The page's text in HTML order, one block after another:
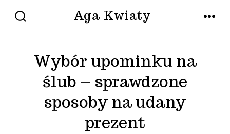
Przejdź
Aga Kwiaty
Wybór upominku na
ślub – sprawdzone
sposoby na udany
prezent